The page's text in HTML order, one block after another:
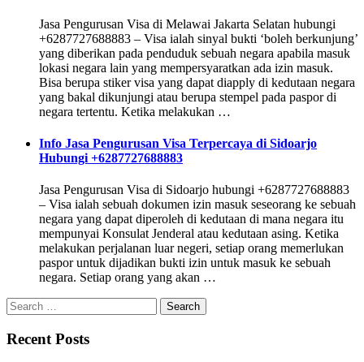
Jasa Pengurusan Visa di Melawai Jakarta Selatan hubungi
+6287727688883 – Visa ialah sinyal bukti ‘boleh berkunjung’
yang diberikan pada penduduk sebuah negara apabila masuk
lokasi negara lain yang mempersyaratkan ada izin masuk.
Bisa berupa stiker visa yang dapat diapply di kedutaan negara
yang bakal dikunjungi atau berupa stempel pada paspor di
negara tertentu. Ketika melakukan …
Info Jasa Pengurusan Visa Terpercaya di Sidoarjo
Hubungi +6287727688883
Jasa Pengurusan Visa di Sidoarjo hubungi +6287727688883
– Visa ialah sebuah dokumen izin masuk seseorang ke sebuah
negara yang dapat diperoleh di kedutaan di mana negara itu
mempunyai Konsulat Jenderal atau kedutaan asing. Ketika
melakukan perjalanan luar negeri, setiap orang memerlukan
paspor untuk dijadikan bukti izin untuk masuk ke sebuah
negara. Setiap orang yang akan …
Search
for:
Recent Posts